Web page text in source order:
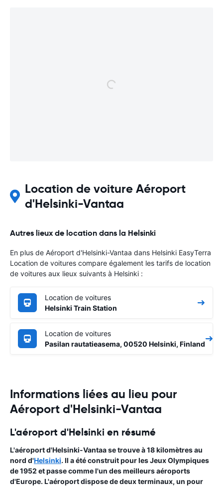
Location de voiture Aéroport
d'Helsinki-Vantaa
Autres lieux de location dans la Helsinki
En plus de Aéroport d'Helsinki-Vantaa dans Helsinki EasyTerra
Location de voitures compare également les tarifs de location
de voitures aux lieux suivants à Helsinki :
Location de voitures
Helsinki Train Station
Location de voitures
Pasilan rautatieasema, 00520 Helsinki, Finland
Informations liées au lieu pour
Aéroport d'Helsinki-Vantaa
L'aéroport d'Helsinki en résumé
L'aéroport d'Helsinki-Vantaase trouve à 18 kilomètres au
nord d'Helsinki. Il a été construit pour les Jeux Olympiques
de 1952 et passe comme l'un des meilleurs aéroports
d'Europe. L'aéroport dispose de deux terminaux, un pour